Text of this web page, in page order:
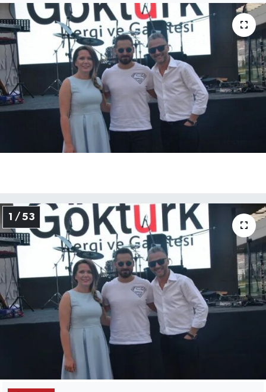
1 / 53
GÜNDEM
KEMERBURGAZ
KÜLTÜR - SANAT
MAGAZİN
ÖZEL HABER
SPOR
TEKNOLOJİ
TİCARET
YAŞAM